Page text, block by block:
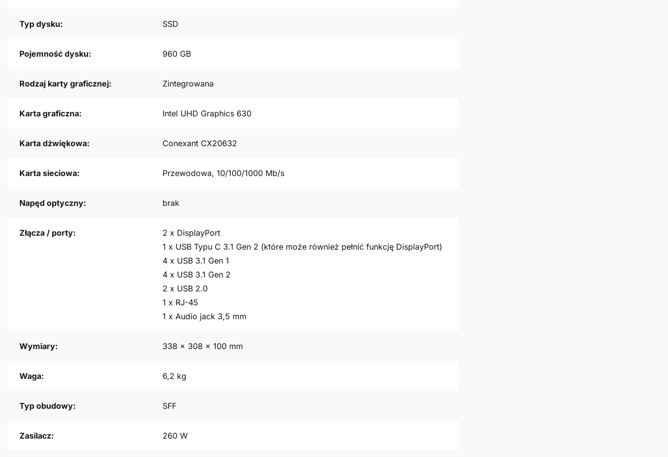
Typ dysku: SSD
Pojemność dysku: 960 GB
Rodzaj karty graficznej: Zintegrowana
Karta graficzna: Intel UHD Graphics 630
Karta dźwiękowa: Conexant CX20632
Karta sieciowa: Przewodowa, 10/100/1000 Mb/s
Napęd optyczny: brak
Złącza / porty:
2 x DisplayPort
1 x USB Typu C 3.1 Gen 2 (które może również pełnić funkcję DisplayPort)
4 x USB 3.1 Gen 1
4 x USB 3.1 Gen 2
2 x USB 2.0
1 x RJ-45
1 x Audio jack 3,5 mm
Wymiary: 338 x 308 x 100 mm
Waga: 6,2 kg
Typ obudowy: SFF
Zasilacz: 260 W